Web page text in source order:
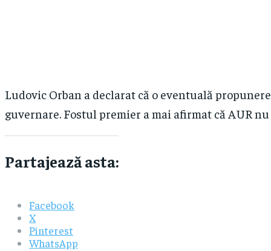
Ludovic Orban a declarat că o eventuală
guvernare. Fostul premier a mai afirmat că AUR
Partajează asta:
Facebook
X
Pinterest
WhatsApp